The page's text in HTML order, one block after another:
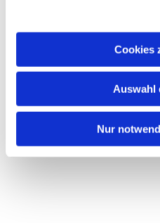
Cookies
Auswahl
Nur
Kirchengemeinde Pfarrei
Hl. Theresa von Avila Berlin
Leitender Pfarrer - Norbert
Behaimstr. 39